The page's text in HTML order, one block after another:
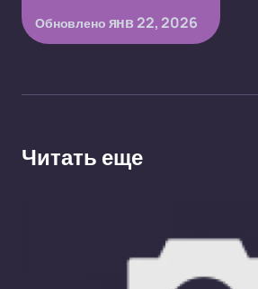
Обновлено янв 22, 2026
Читать еще